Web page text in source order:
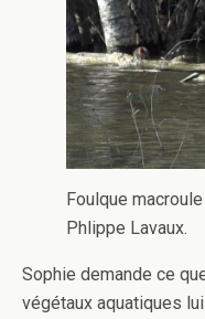
Foulque
Phlippe Lavaux.
Sophie demande ce
végétaux aquatiques